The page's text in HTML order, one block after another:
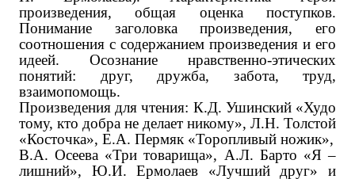
произведения, общая оценка поступков.
Понимание заголовка произведения, его
соотношения с содержанием произведения и его
идеей. Осознание нравственно-этических
понятий: друг, дружба, забота, труд,
взаимопомощь.
Произведения для чтения: К.Д. Ушинский «Худо
тому, кто добра не делает никому», Л.Н. Толстой
«Косточка», Е.А. Пермяк «Торопливый ножик»,
В.А. Осеева «Три товарища», А.Л. Барто «Я –
лишний», Ю.И. Ермолаев «Лучший друг» ‌и